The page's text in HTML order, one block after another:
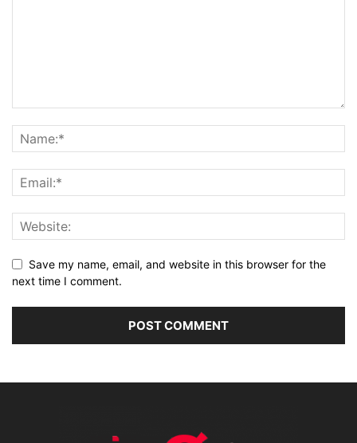
Save my name, email, and website in this browser for the
next time I comment.